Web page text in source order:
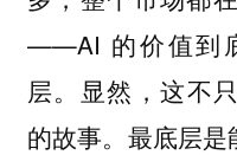
——AI 的价值到
层。显然，这不
的故事。最底层是